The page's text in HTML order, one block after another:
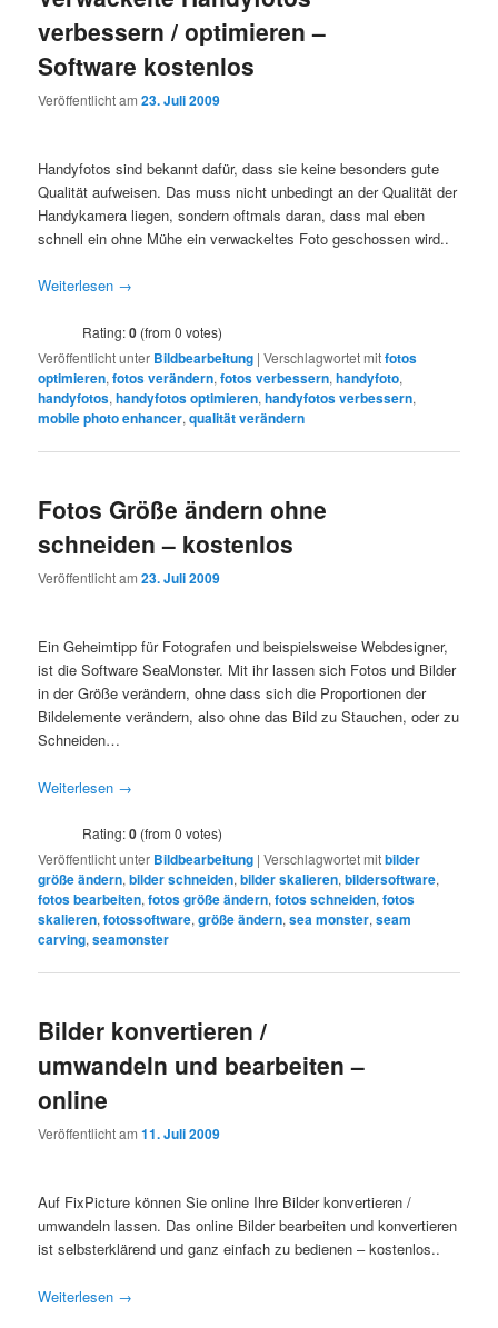
verbessern / optimieren –
Software kostenlos
Veröffentlicht am23. Juli 2009
Handyfotos sind bekannt dafür, dass sie keine besonders gute
Qualität aufweisen. Das muss nicht unbedingt an der Qualität der
Handykamera liegen, sondern oftmals daran, dass mal eben
schnell ein ohne Mühe ein verwackeltes Foto geschossen wird..
Weiterlesen →
Rating:0 (from 0 votes)
Veröffentlicht unter Bildbearbeitung |Verschlagwortet mitfotos
optimieren,fotos verändern,fotos verbessern,handyfoto,
handyfotos,handyfotos optimieren,handyfotos verbessern,
mobile photo enhancer,qualität verändern
Fotos Größe ändern ohne
schneiden – kostenlos
Veröffentlicht am23. Juli 2009
Ein Geheimtipp für Fotografen und beispielsweise Webdesigner,
ist die Software SeaMonster. Mit ihr lassen sich Fotos und Bilder
in der Größe verändern, ohne dass sich die Proportionen der
Bildelemente verändern, also ohne das Bild zu Stauchen, oder zu
Schneiden…
Weiterlesen →
Rating:0 (from 0 votes)
Veröffentlicht unter Bildbearbeitung |Verschlagwortet mitbilder
größe ändern,bilder schneiden,bilder skalieren,bildersoftware,
fotos bearbeiten,fotos größe ändern,fotos schneiden,fotos
skalieren,fotossoftware,größe ändern,sea monster,seam
carving,seamonster
Bilder konvertieren /
umwandeln und bearbeiten –
online
Veröffentlicht am11. Juli 2009
Auf FixPicture können Sie online Ihre Bilder konvertieren /
umwandeln lassen. Das online Bilder bearbeiten und konvertieren
ist selbsterklärend und ganz einfach zu bedienen – kostenlos..
Weiterlesen →